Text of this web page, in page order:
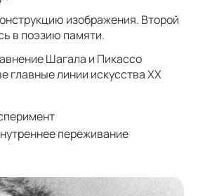
изображения. Второй
в поэзию памяти.
Шагала и Пикассо
главные линии искусства XX
переживание